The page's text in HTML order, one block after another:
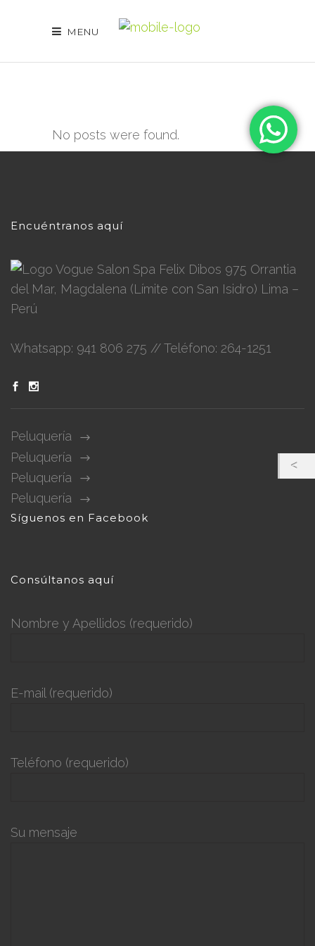
MENU
No posts were found.
Encuéntranos aquí
Felix Dibos 975 Orrantia
del Mar, Magdalena (Límite con San Isidro) Lima –
Perú
Whatsapp: 941 806 275 // Teléfono: 264-1251
Peluquería
Peluquería
Peluquería
Peluquería
Síguenos en Facebook
Consúltanos aquí
Nombre y Apellidos (requerido)
E-mail (requerido)
Teléfono (requerido)
Su mensaje